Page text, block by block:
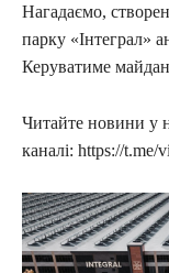
Нагадаємо,
парку «Інтеграл»
Керуватиме
Читайте новини у
каналі: https://t.me/